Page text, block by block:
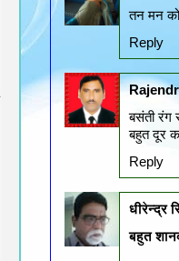
तन मन को
Reply
बसंती रंग
बहुत दूर
Reply
धीरेन्द्र
बहुत